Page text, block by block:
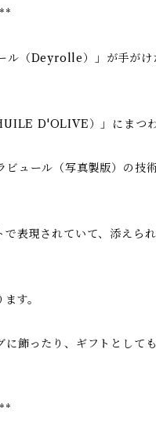
ル（Deyrolle）」が手がけ
D'OLIVE）」にまつ
ビュール（写真製版）の技
で表現されていて、添えら
す。
に飾ったり、ギフトとして